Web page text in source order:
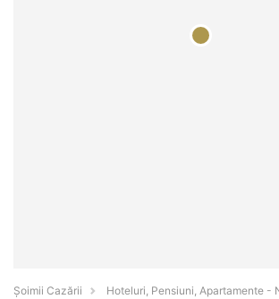
Șoimii Cazării
Hoteluri, Pensiuni, Apartamente -